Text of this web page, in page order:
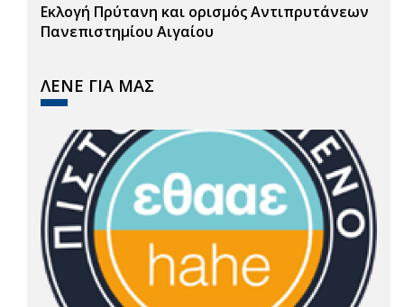
Εκλογή Πρύτανη και ορισμός Αντιπρυτάνεων
Πανεπιστημίου Αιγαίου
ΛΕΝΕ ΓΙΑ ΜΑΣ